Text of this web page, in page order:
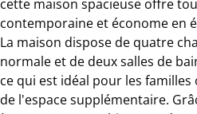
cette maison spacieuse offre
contemporaine et économe en
La maison dispose de quatre
normale et de deux salles de
ce qui est idéal pour les
de l'espace supplémentaire.